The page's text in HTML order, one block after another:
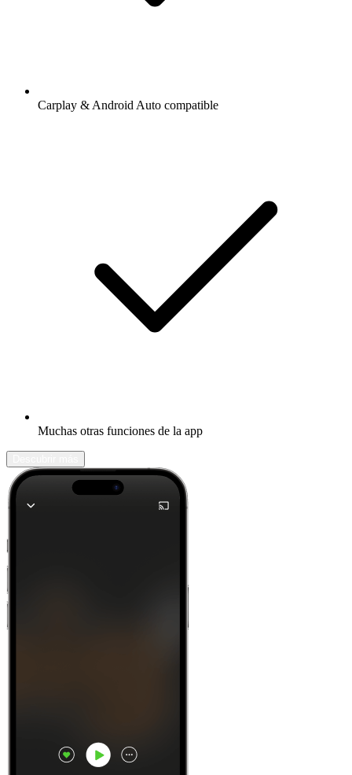
Carplay & Android Auto compatible
Muchas otras funciones de la app